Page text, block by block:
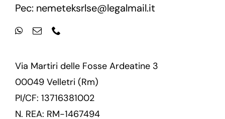
Pec: nemeteksrlse@legalmail.it
Via Martiri delle Fosse Ardeatine 3
00049 Velletri (Rm)
PI/CF: 13716381002
N. REA: RM-1467494